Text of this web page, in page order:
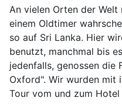
An vielen Orten der
einem Oldtimer
so auf Sri Lanka. Hier
benutzt, manchmal bis
jedenfalls, genossen die
Oxford". Wir wurden mit
Tour vom und zum